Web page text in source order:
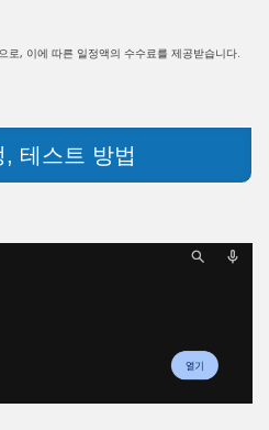
로, 이에 따른 일정액의 수수료를 제공받습니다.
테스트 방법